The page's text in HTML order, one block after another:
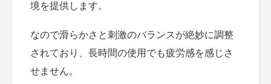
境を提供します。
なので滑らかさと刺激のバランスが絶妙に調整
されており、長時間の使用でも疲労感を感じさ
せません。